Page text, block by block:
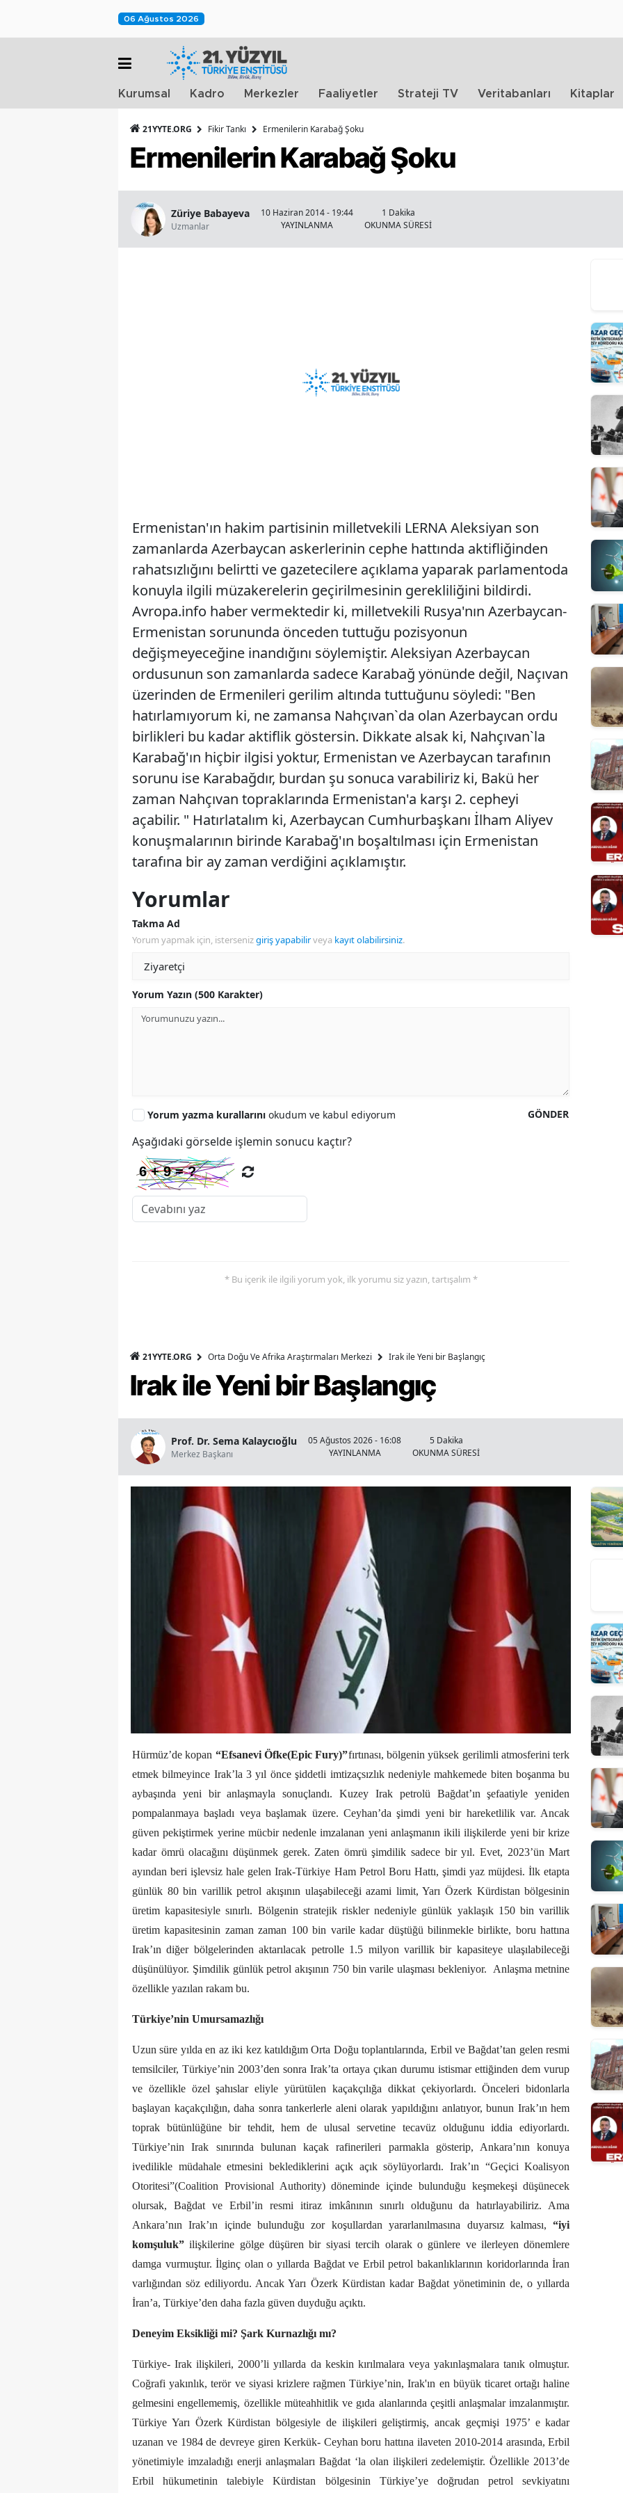
06 Ağustos 2026
Kurumsal Kadro Merkezler Faaliyetler Strateji TV Veritabanları Kitaplar
21YYTE.ORG Fikir Tankı Ermenilerin Karabağ Şoku
Ermenilerin Karabağ Şoku
Züriye Babayeva
Uzmanlar
10 Haziran 2014 - 19:44
YAYINLANMA
1 Dakika
OKUNMA SÜRESİ
Ermenistan'ın hakim partisinin milletvekili LERNA Aleksiyan son
zamanlarda Azerbaycan askerlerinin cephe hattında aktifliğinden
rahatsızlığını belirtti ve gazetecilere açıklama yaparak parlamentoda
konuyla ilgili müzakerelerin geçirilmesinin gerekliliğini bildirdi.
Avropa.info haber vermektedir ki, milletvekili Rusya'nın Azerbaycan-
Ermenistan sorununda önceden tuttuğu pozisyonun
değişmeyeceğine inandığını söylemiştir. Aleksiyan Azerbaycan
ordusunun son zamanlarda sadece Karabağ yönünde değil, Naçıvan
üzerinden de Ermenileri gerilim altında tuttuğunu söyledi: "Ben
hatırlamıyorum ki, ne zamansa Nahçıvan`da olan Azerbaycan ordu
birlikleri bu kadar aktiflik göstersin. Dikkate alsak ki, Nahçıvan`la
Karabağ'ın hiçbir ilgisi yoktur, Ermenistan ve Azerbaycan tarafının
sorunu ise Karabağdır, burdan şu sonuca varabiliriz ki, Bakü her
zaman Nahçıvan topraklarında Ermenistan'a karşı 2. cepheyi
açabilir. " Hatırlatalım ki, Azerbaycan Cumhurbaşkanı İlham Aliyev
konuşmalarının birinde Karabağ'ın boşaltılması için Ermenistan
tarafına bir ay zaman verdiğini açıklamıştır.
Yorumlar
Takma Ad
Yorum yapmak için, istersenizgiriş yapabilirveya kayıt olabilirsiniz.
Yorum Yazın (500 Karakter)
GÖNDER
Yorum yazma kurallarını okudum ve kabul ediyorum
Aşağıdaki görselde işlemin sonucu kaçtır?
* Bu içerik ile ilgili yorum yok, ilk yorumu siz yazın, tartışalım *
21YYTE.ORG Orta Doğu Ve Afrika Araştırmaları Merkezi Irak ile Yeni bir Başlangıç
Irak ile Yeni bir Başlangıç
Prof. Dr. Sema Kalaycıoğlu
Merkez Başkanı
05 Ağustos 2026 - 16:08
YAYINLANMA
5 Dakika
OKUNMA SÜRESİ
Hürmüz’de kopan “Efsanevi Öfke(Epic Fury)”fırtınası, bölgenin yüksek gerilimli atmosferini terk
etmek bilmeyince Irak’la 3 yıl önce şiddetli imtizaçsızlık nedeniyle mahkemede biten boşanma bu
aybaşında yeni bir anlaşmayla sonuçlandı. Kuzey Irak petrolü Bağdat’ın şefaatiyle yeniden
pompalanmaya başladı veya başlamak üzere. Ceyhan’da şimdi yeni bir hareketlilik var. Ancak
güven pekiştirmek yerine mücbir nedenle imzalanan yeni anlaşmanın ikili ilişkilerde yeni bir krize
kadar ömrü olacağını düşünmek gerek. Zaten ömrü şimdilik sadece bir yıl. Evet, 2023’ün Mart
ayından beri işlevsiz hale gelen Irak-Türkiye Ham Petrol Boru Hattı, şimdi yaz müjdesi. İlk etapta
günlük 80 bin varillik petrol akışının ulaşabileceği azami limit, Yarı Özerk Kürdistan bölgesinin
üretim kapasitesiyle sınırlı. Bölgenin stratejik riskler nedeniyle günlük yaklaşık 150 bin varillik
üretim kapasitesinin zaman zaman 100 bin varile kadar düştüğü bilinmekle birlikte, boru hattına
Irak’ın diğer bölgelerinden aktarılacak petrolle 1.5 milyon varillik bir kapasiteye ulaşılabileceği
düşünülüyor. Şimdilik günlük petrol akışının 750 bin varile ulaşması bekleniyor. Anlaşma metnine
özellikle yazılan rakam bu.
Türkiye’nin Umursamazlığı
Uzun süre yılda en az iki kez katıldığım Orta Doğu toplantılarında, Erbil ve Bağdat’tan gelen resmi
temsilciler, Türkiye’nin 2003’den sonra Irak’ta ortaya çıkan durumu istismar ettiğinden dem vurup
ve özellikle özel şahıslar eliyle yürütülen kaçakçılığa dikkat çekiyorlardı. Önceleri bidonlarla
başlayan kaçakçılığın, daha sonra tankerlerle aleni olarak yapıldığını anlatıyor, bunun Irak’ın hem
toprak bütünlüğüne bir tehdit, hem de ulusal servetine tecavüz olduğunu iddia ediyorlardı.
Türkiye’nin Irak sınırında bulunan kaçak rafinerileri parmakla gösterip, Ankara’nın konuya
ivedilikle müdahale etmesini beklediklerini açık açık söylüyorlardı. Irak’ın “Geçici Koalisyon
Otoritesi”(Coalition Provisional Authority) döneminde içinde bulunduğu keşmekeşi düşünecek
olursak, Bağdat ve Erbil’in resmi itiraz imkânının sınırlı olduğunu da hatırlayabiliriz. Ama
Ankara’nın Irak’ın içinde bulunduğu zor koşullardan yararlanılmasına duyarsız kalması,“iyi
komşuluk” ilişkilerine gölge düşüren bir siyasi tercih olarak o günlere ve ilerleyen dönemlere
damga vurmuştur. İlginç olan o yıllarda Bağdat ve Erbil petrol bakanlıklarının koridorlarında İran
varlığından söz ediliyordu. Ancak Yarı Özerk Kürdistan kadar Bağdat yönetiminin de, o yıllarda
İran’a, Türkiye’den daha fazla güven duyduğu açıktı.
Deneyim Eksikliği mi? Şark Kurnazlığı mı?
Türkiye- Irak ilişkileri, 2000’li yıllarda da keskin kırılmalara veya yakınlaşmalara tanık olmuştur.
Coğrafi yakınlık, terör ve siyasi krizlere rağmen Türkiye’nin, Irak'ın en büyük ticaret ortağı haline
gelmesini engellememiş, özellikle müteahhitlik ve gıda alanlarında çeşitli anlaşmalar imzalanmıştır.
Türkiye Yarı Özerk Kürdistan bölgesiyle de ilişkileri geliştirmiş, ancak geçmişi 1975’ e kadar
uzanan ve 1984 de devreye giren Kerkük- Ceyhan boru hattına ilaveten 2010-2014 arasında, Erbil
yönetimiyle imzaladığı enerji anlaşmaları Bağdat ‘la olan ilişkileri zedelemiştir. Özellikle 2013’de
Erbil hükumetinin talebiyle Kürdistan bölgesinin Türkiye’ye doğrudan petrol sevkiyatını